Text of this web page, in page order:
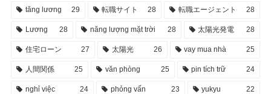
tăng lương 29 転職サイト 28 転職エージェント 28
Lương 28 năng lượng mặt trời 28 太陽光発電 28
住宅ローン 27 太陽光 26 vay mua nhà 25
人間関係 25 văn phòng 25 pin tích trữ 24
nghỉ việc 24 phỏng vấn 23 yukyu 22